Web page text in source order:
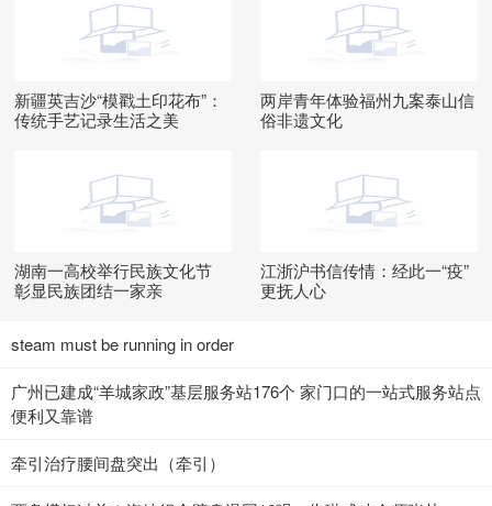
新疆英吉沙“模戳土印花布”：
传统手艺记录生活之美
两岸青年体验福州九案泰山信
俗非遗文化
湖南一高校举行民族文化节
彰显民族团结一家亲
江浙沪书信传情：经此一“疫”
更抚人心
steam must be running in order
广州已建成“羊城家政”基层服务站176个 家门口的一站式服务站点
便利又靠谱
牵引治疗腰间盘突出（牵引）